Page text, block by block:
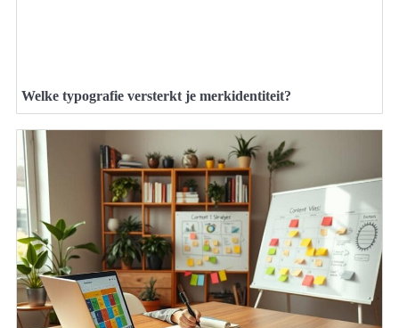
Welke typografie versterkt je merkidentiteit?